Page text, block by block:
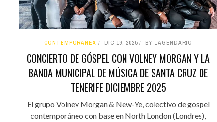
CONTEMPORÁNEA DIC 19, 2025 BY LAGENDARIO
CONCIERTO DE GÓSPEL CON VOLNEY MORGAN Y LA
BANDA MUNICIPAL DE MÚSICA DE SANTA CRUZ DE
TENERIFE DICIEMBRE 2025
El grupo Volney Morgan & New-Ye, colectivo de gospel
contemporáneo con base en North London (Londres),